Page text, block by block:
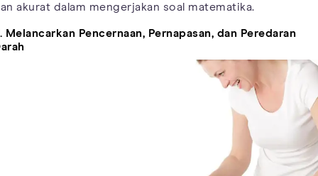
akurat dalam mengerjakan soal matematika.
Melancarkan Pencernaan, Pernapasan, dan Peredaran